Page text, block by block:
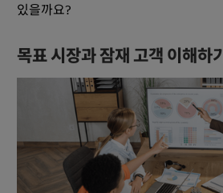
있을까요?
목표 시장과 잠재 고객 이해하기